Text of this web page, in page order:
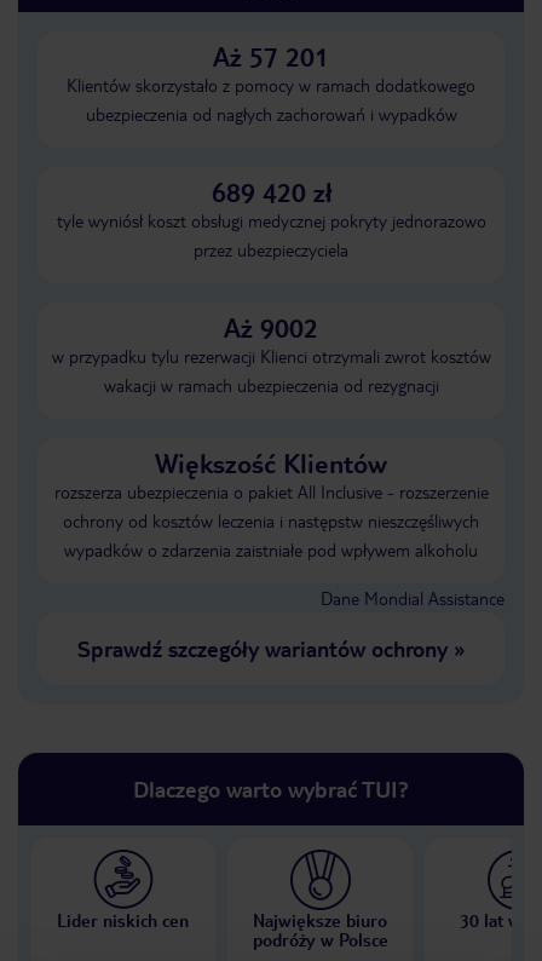
Aż 57 201
Klientów skorzystało z pomocy w ramach dodatkowego
ubezpieczenia od nagłych zachorowań i wypadków
689 420 zł
tyle wyniósł koszt obsługi medycznej pokryty jednorazowo
przez ubezpieczyciela
Aż 9002
w przypadku tylu rezerwacji Klienci otrzymali zwrot kosztów
wakacji w ramach ubezpieczenia od rezygnacji
Większość Klientów
rozszerza ubezpieczenia o pakiet All Inclusive - rozszerzenie
ochrony od kosztów leczenia i następstw nieszczęśliwych
wypadków o zdarzenia zaistniałe pod wpływem alkoholu
Dane Mondial Assistance
Sprawdź szczegóły wariantów ochrony»
Dlaczego warto wybrać TUI?
Lider niskich cen
Największe biuro
podróży w Polsce
30 lat w